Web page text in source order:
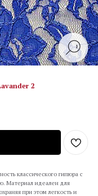
2
классического гипюра с
Материал идеален для
при этом легкость и